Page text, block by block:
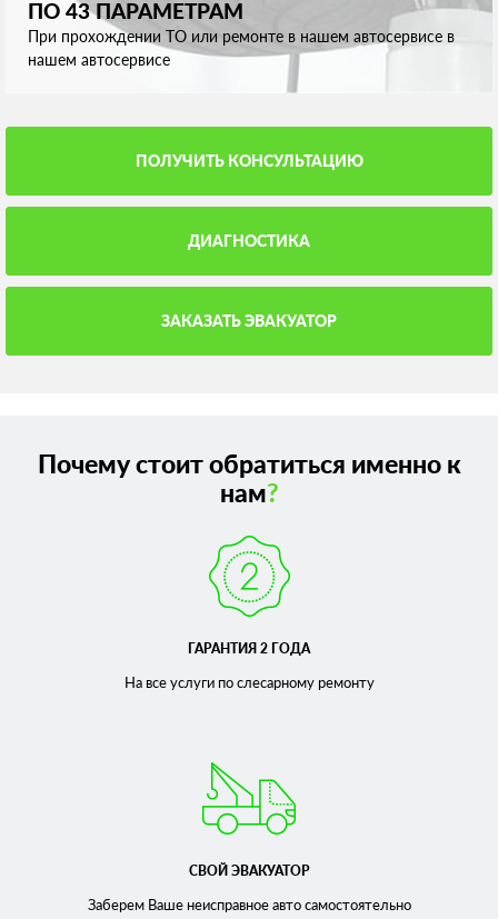
ПО 43 ПАРАМЕТРАМ
При прохождении ТО или ремонте в нашем автосервисе в
нашем автосервисе
ПОЛУЧИТЬ КОНСУЛЬТАЦИЮ
ДИАГНОСТИКА
ЗАКАЗАТЬ ЭВАКУАТОР
Почему стоит обратиться именно к
нам?
ГАРАНТИЯ 2 ГОДА
На все услуги по слесарномуремонту
СВОЙ ЭВАКУАТОР
Заберем Ваше неисправноеавто самостоятельно